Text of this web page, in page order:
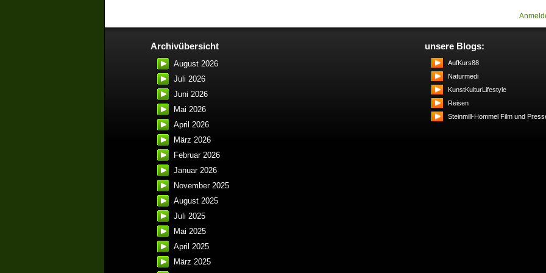
Archivübersicht
August 2026
Juli 2026
Juni 2026
Mai 2026
April 2026
März 2026
Februar 2026
Januar 2026
November 2025
August 2025
Juli 2025
Mai 2025
April 2025
März 2025
unsere Blogs:
AufKurs88
Naturmedi
KunstKulturLifestyle
Reisen
Steinmill-Hommel Film und